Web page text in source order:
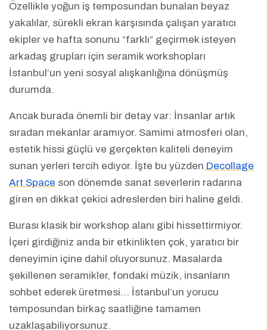
Özellikle yoğun iş temposundan bunalan beyaz
yakalılar, sürekli ekran karşısında çalışan yaratıcı
ekipler ve hafta sonunu “farklı” geçirmek isteyen
arkadaş grupları için seramik workshopları
İstanbul’un yeni sosyal alışkanlığına dönüşmüş
durumda.
Ancak burada önemli bir detay var: İnsanlar artık
sıradan mekanlar aramıyor. Samimi atmosferi olan,
estetik hissi güçlü ve gerçekten kaliteli deneyim
sunan yerleri tercih ediyor. İşte bu yüzden Decollage
Art Space son dönemde sanat severlerin radarına
giren en dikkat çekici adreslerden biri haline geldi.
Burası klasik bir workshop alanı gibi hissettirmiyor.
İçeri girdiğiniz anda bir etkinlikten çok, yaratıcı bir
deneyimin içine dahil oluyorsunuz. Masalarda
şekillenen seramikler, fondaki müzik, insanların
sohbet ederek üretmesi… İstanbul’un yorucu
temposundan birkaç saatliğine tamamen
uzaklaşabiliyorsunuz.